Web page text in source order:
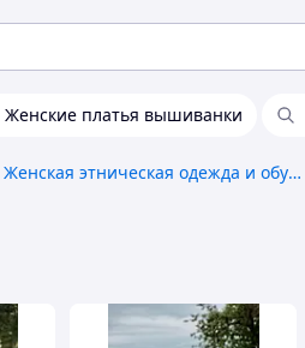
Женские платья вышиванки
Женская этническая одежда и обувь